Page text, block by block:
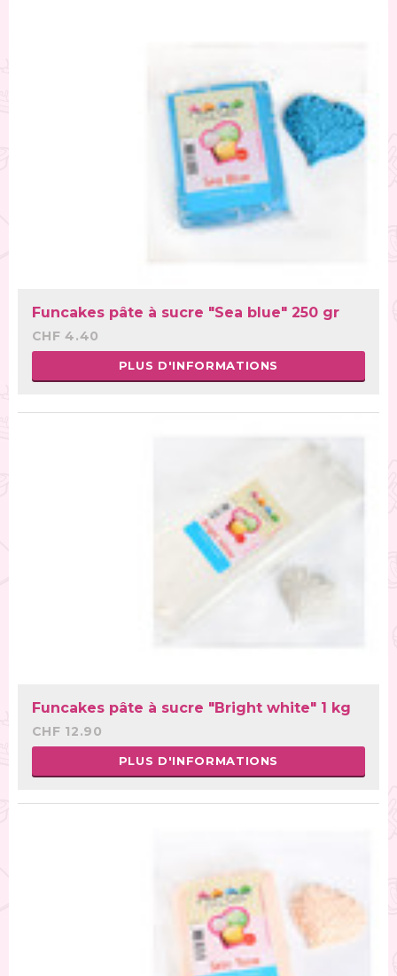
Funcakes pâte à sucre "Sea blue" 250 gr
CHF 4.40
PLUS D'INFORMATIONS
Funcakes pâte à sucre "Bright white" 1 kg
CHF 12.90
PLUS D'INFORMATIONS